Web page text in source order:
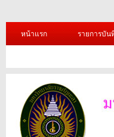
หน้าแรก รายการบัน